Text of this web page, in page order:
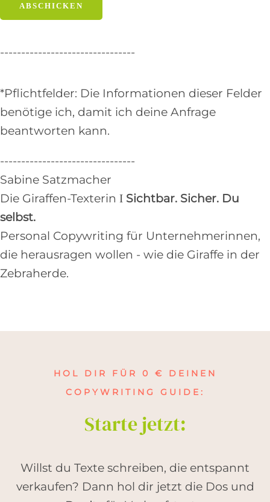
HOL DIR FÜR 0 € DEINEN
COPYWRITING GUIDE:
Starte jetzt:
Willst du Texte schreiben, die entspannt
verkaufen? Dann hol dir jetzt die Dos und
--------------------------------
*Pflichtfelder: Die Informationen dieser Felder
benötige ich, damit ich deine Anfrage
beantworten kann.
--------------------------------
Sabine Satzmacher
Die Giraffen-Texterin Ι Sichtbar. Sicher. Du
selbst.
Personal Copywriting für Unternehmerinnen,
die herausragen wollen - wie die Giraffe in der
Zebraherde.